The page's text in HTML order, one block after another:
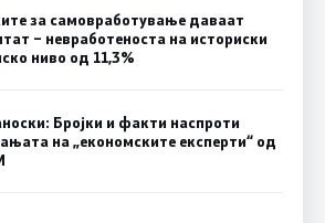
за самовработување даваат
– невработеноста на историски
ниво од 11,3%
Бројки и факти наспроти
на „економските експерти“ од